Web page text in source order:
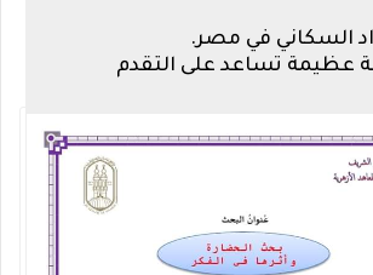
عظيمة تساعد على التقدم